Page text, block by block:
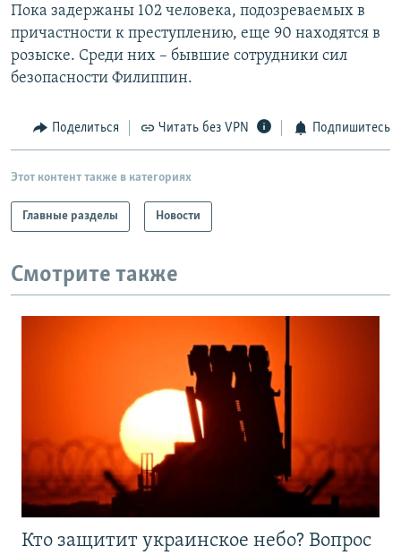
Пока задержаны 102 человека, подозреваемых в
причастности к преступлению, еще 90 находятся в
розыске. Среди них – бывшие сотрудники сил
безопасности Филиппин.
Поделиться Читать без VPN Подпишитесь
Этот контент также в категориях
Главные разделы Новости
Смотрите также
Кто защитит украинское небо? Вопрос